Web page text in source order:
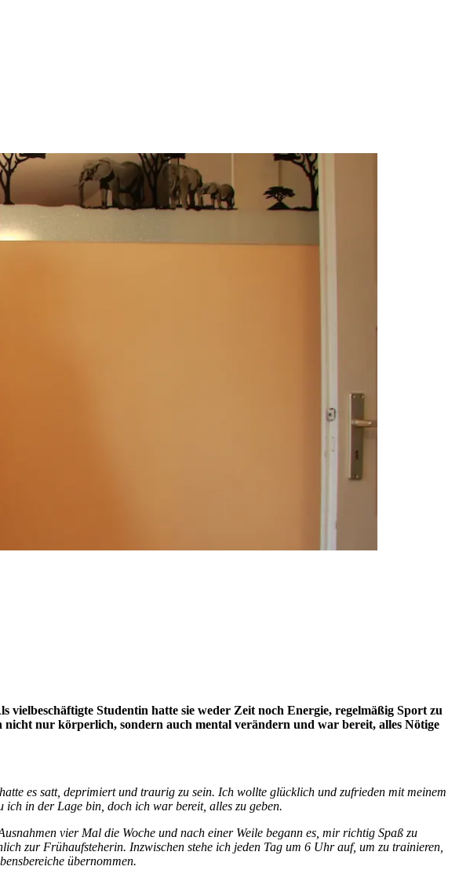
Studentin hatte sie weder Zeit noch Energie, regelmäßig Sport zu
nur körperlich, sondern auch mental verändern und war bereit, alles Nötige
es satt, deprimiert und traurig zu sein. Ich wollte glücklich und zufrieden mit meinem
ich in der Lage bin, doch ich war bereit, alles zu geben.
vier Mal die Woche und nach einer Weile begann es, mir richtig Spaß zu
zur Frühaufsteherin. Inzwischen stehe ich jeden Tag um 6 Uhr auf, um zu trainieren,
übernommen.